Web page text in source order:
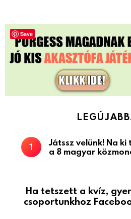
Játssz velünk! Na
a 8 magyar
Ha tetszett a kvíz,
csoportunkhoz
Save